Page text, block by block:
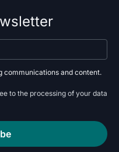
communications and content.
to the processing of your data